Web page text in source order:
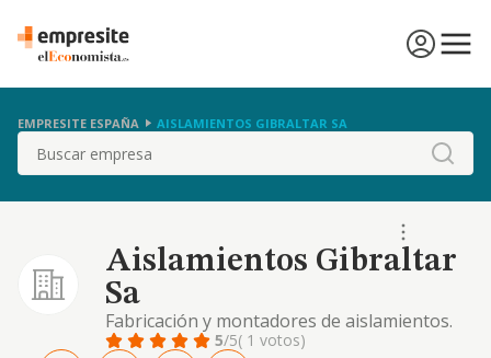
EMPRESITE ESPAÑA AISLAMIENTOS GIBRALTAR SA
Buscar
Aislamientos Gibraltar
Sa
Fabricación y montadores de aislamientos.
5/5( 1 votos)